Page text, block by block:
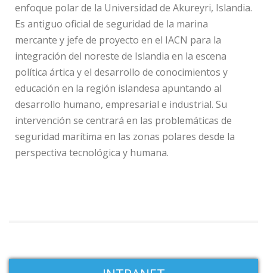
enfoque polar de la Universidad de Akureyri, Islandia.
Es antiguo oficial de seguridad de la marina
mercante y jefe de proyecto en el IACN para la
integración del noreste de Islandia en la escena
política ártica y el desarrollo de conocimientos y
educación en la región islandesa apuntando al
desarrollo humano, empresarial e industrial. Su
intervención se centrará en las problemáticas de
seguridad marítima en las zonas polares desde la
perspectiva tecnológica y humana.